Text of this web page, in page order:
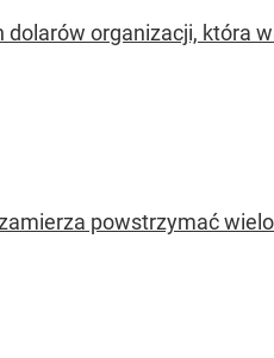
dolarów organizacji, która
powstrzymać